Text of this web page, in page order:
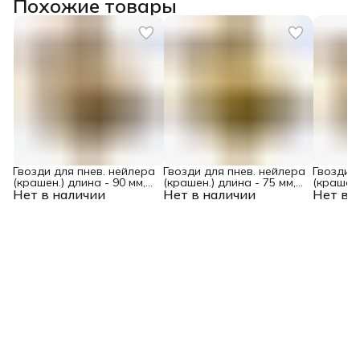
Похожие товары
Нет в наличии
Гвозди для пнев. нейлера
(крашен.) длина - 90 мм,
диам. - 3,05 мм, 2000 шт. Нет в наличии
Гвозди для пнев. нейлера
(крашен.) длина - 75 мм,
диам. - 3,05 мм, 2000 шт. Нет в
Гвозди
диам. -